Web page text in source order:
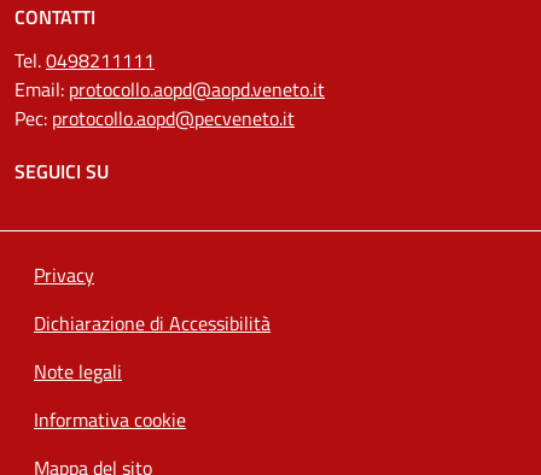
CONTATTI
Tel.0498211111
Email: protocollo.aopd@aopd.veneto.it
Pec: protocollo.aopd@pecveneto.it
SEGUICI SU
Privacy
Dichiarazione di Accessibilità
Note legali
Informativa cookie
Mappa del sito